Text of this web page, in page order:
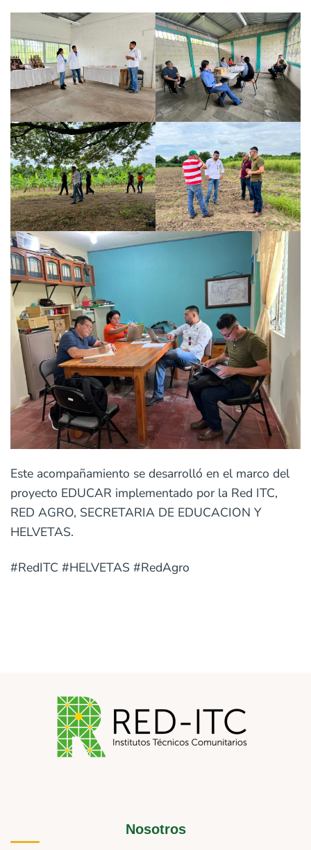
Este acompañamiento se desarrolló en el marco del
proyecto EDUCAR implementado por la Red ITC,
RED AGRO, SECRETARIA DE EDUCACION Y
HELVETAS.
#RedITC #HELVETAS #RedAgro
Nosotros